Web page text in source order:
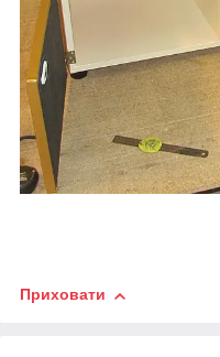
Приховати